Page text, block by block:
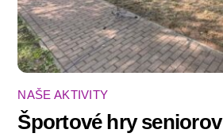
NAŠE AKTIVITY
Športové hry seniorov